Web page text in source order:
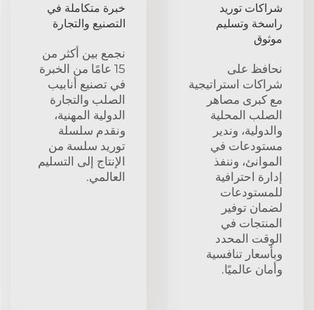
شراكات توريد
راسخة وتسليم
موثوق
نحافظ على
شراكات استراتيجية
مع كبرى مصاهر
الصلب المحلية
والدولية، وندير
مستودعات في
الموانئ، وننفذ
إدارة احترافية
للمستودعات
لضمان توفير
المنتجات في
الوقت المحدد
وبأسعار تنافسية
وأمان عالميًا.
خبرة متكاملة في
التصنيع والتجارة
نجمع بين أكثر من
15 عامًا من الخبرة
في تصنيع أنابيب
الصلب والتجارة
الدولية المهنية،
ونقدم سلسلة
توريد سلسة من
الإنتاج إلى التسليم
العالمي.